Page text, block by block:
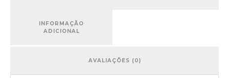
INFORMAÇÃO
ADICIONAL
AVALIAÇÕES (0)